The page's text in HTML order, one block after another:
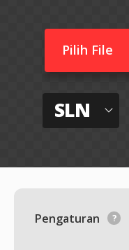
Pilih File
SLN
Pengaturan